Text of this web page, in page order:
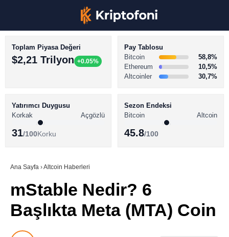
TikTok
BİTCOİN HABERLERİ
ALTCOİN HABERLERİ
SÖZLÜK
Toplam Piyasa Değeri
$2,21 Trilyon +0.05%
Pay Tablosu
Bitcoin
58,8%
Ethereum
10,5%
Altcoinler
30,7%
Yatırımcı Duygusu
Korkak
Açgözlü
31/100Korku
Sezon Endeksi
Bitcoin
Altcoin
45.8/100
Ana Sayfa ›Altcoin Haberleri
mStable Nedir? 6
Başlıkta Meta (MTA) Coin